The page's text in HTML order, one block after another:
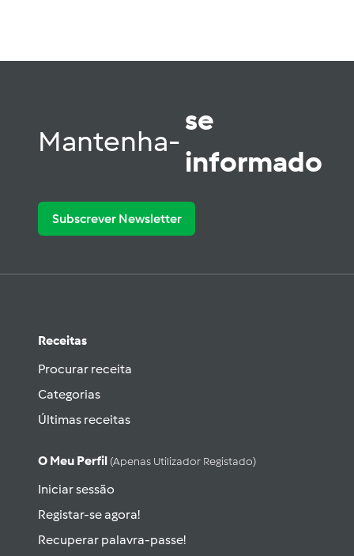
Mantenha-
se
informado
Subscrever Newsletter
Receitas
Procurar receita
Categorias
Últimas receitas
O Meu Perfil (apenas Utilizador Registado)
Iniciar sessão
Registar-se agora!
Recuperar palavra-passe!